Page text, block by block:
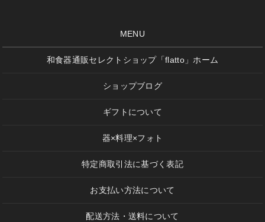
MENU
和食器通販セレクトショップ「flatto」ホーム
ショップブログ
ギフトについて
器×料理×フォト
特定商取引法に基づく表記
お支払い方法について
配送方法・送料について